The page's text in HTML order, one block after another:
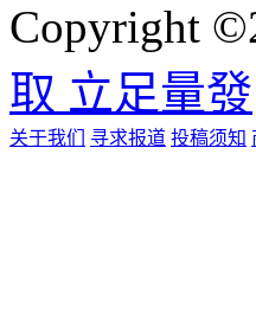
Copyright
取 立足量發
关于我们 寻求报道 投稿须知